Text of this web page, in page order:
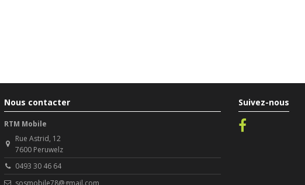
Nous contacter
RTM Mobile
Rue Astrid, 12
7600 Peruwelz
0493 30 46 64
sosmobile78@gmail.com
Suivez-nous